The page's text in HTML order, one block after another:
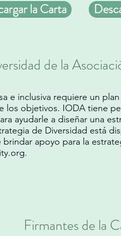
la Carta
de la
e inclusiva requiere un
los objetivos. IODA tiene
ayudarle a diseñar una
de Diversidad está
apoyo para la
.
Firmantes de la